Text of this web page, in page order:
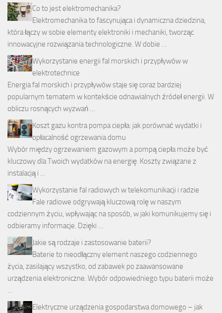
Co to jest elektromechanika?
Elektromechanika to fascynująca i dynamiczna dziedzina,
która łączy w sobie elementy elektroniki i mechaniki, tworząc
innowacyjne rozwiązania technologiczne. W dobie …
Wykorzystanie energii fal morskich i przypływów w
elektrotechnice
Energia fal morskich i przypływów staje się coraz bardziej
popularnym tematem w kontekście odnawialnych źródeł energii. W
obliczu rosnących wyzwań …
Koszt gazu kontra pompa ciepła: jak porównać wydatki i
opłacalność ogrzewania domu
Wybór między ogrzewaniem gazowym a pompą ciepła może być
kluczowy dla Twoich wydatków na energię. Koszty związane z
instalacją i …
Wykorzystanie fal radiowych w telekomunikacji i radzie
Fale radiowe odgrywają kluczową rolę w naszym
codziennym życiu, wpływając na sposób, w jaki komunikujemy się i
odbieramy informacje. Dzięki …
Jakie są rodzaje i zastosowanie baterii?
Baterie to nieodłączny element naszego codziennego
życia, zasilający wszystko, od zabawek po zaawansowane
urządzenia elektroniczne. Wybór odpowiedniego typu baterii może
…
Elektryczne urządzenia gospodarstwa domowego – jak